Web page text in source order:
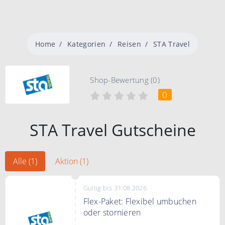
Home Kategorien Reisen STA Travel
Shop-Bewertung (0)
0
STA Travel Gutscheine
Alle (1) Aktion (1)
Gültig bis 31.08.2026
Flex-Paket: Flexibel umbuchen
oder stornieren